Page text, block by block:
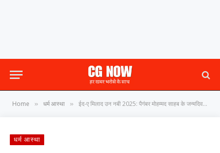
Home » धर्म आस्था » ईद-ए मिलाद उन नबी 2025: पैगंबर मोहम्मद साहब के जन्मदिवस पर श्रद्धा और उल्लास का संगम
धर्म आस्था